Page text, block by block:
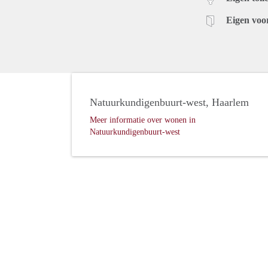
Eigen
Natuurkundigenbuurt-west, Haarlem
Meer informatie over wonen in
Natuurkundigenbuurt-west